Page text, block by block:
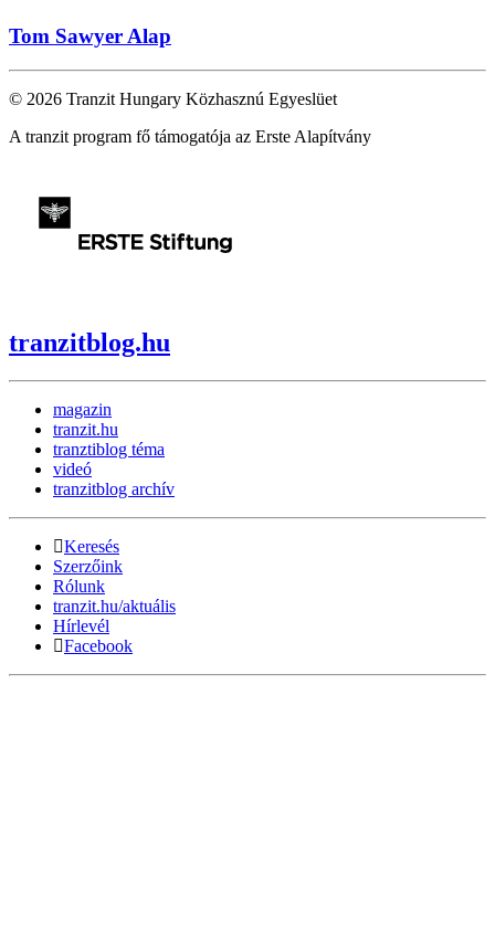
Tom Sawyer Alap
© 2026 Tranzit Hungary Közhasznú Egyeslüet
A tranzit program fő támogatója az Erste Alapítvány
tranzitblog.hu
magazin
tranzit.hu
tranztiblog téma
videó
tranzitblog archív
Keresés
Szerzőink
Rólunk
tranzit.hu/aktuális
Hírlevél
Facebook